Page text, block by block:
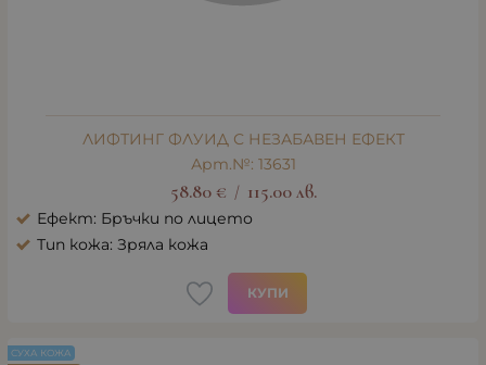
ЛИФТИНГ ФЛУИД С НЕЗАБАВЕН ЕФЕКТ
Арт.№: 13631
58.80 € / 115.00 лв.
Ефект: Бръчки по лицето
Тип кожа: Зряла кожа
КУПИ
СУХА КОЖА